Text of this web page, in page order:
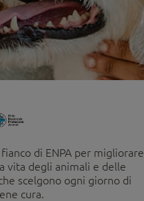
di ENPA per migliorare
vita degli animali e delle
scelgono ogni giorno di
cura.